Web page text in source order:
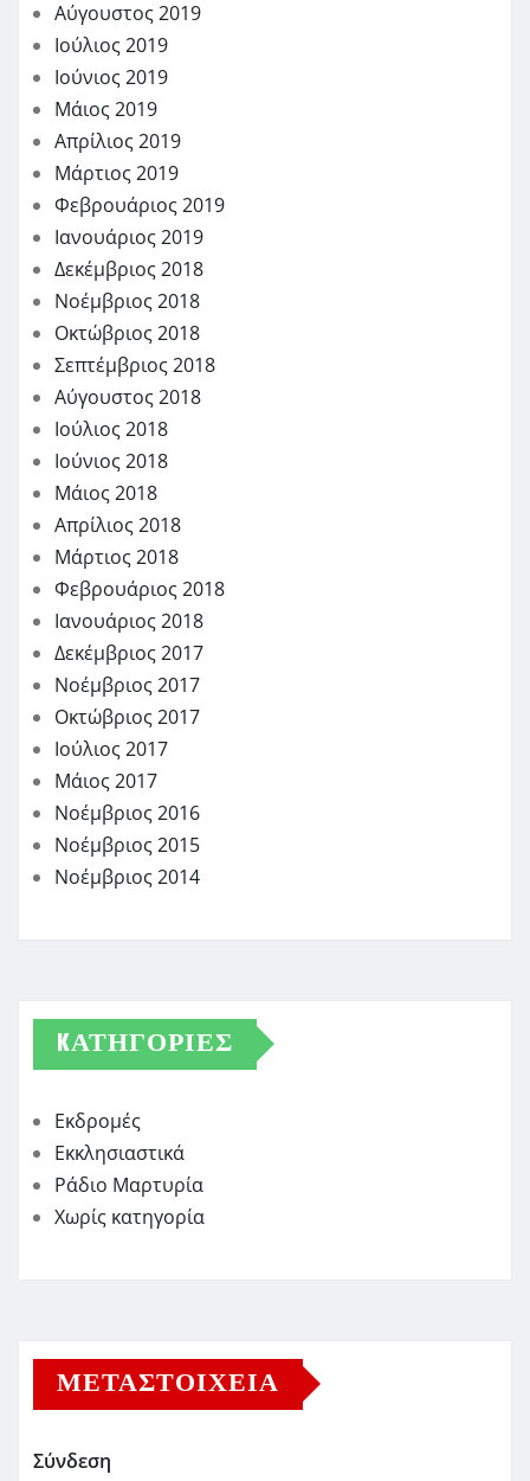
Αύγουστος 2019
Ιούλιος 2019
Ιούνιος 2019
Μάιος 2019
Απρίλιος 2019
Μάρτιος 2019
Φεβρουάριος 2019
Ιανουάριος 2019
Δεκέμβριος 2018
Νοέμβριος 2018
Οκτώβριος 2018
Σεπτέμβριος 2018
Αύγουστος 2018
Ιούλιος 2018
Ιούνιος 2018
Μάιος 2018
Απρίλιος 2018
Μάρτιος 2018
Φεβρουάριος 2018
Ιανουάριος 2018
Δεκέμβριος 2017
Νοέμβριος 2017
Οκτώβριος 2017
Ιούλιος 2017
Μάιος 2017
Νοέμβριος 2016
Νοέμβριος 2015
Νοέμβριος 2014
KΑΤΗΓΟΡΊΕΣ
Εκδρομές
Εκκλησιαστικά
Ράδιο Μαρτυρία
Χωρίς κατηγορία
ΜΕΤΑΣΤΟΙΧΕΊΑ
Σύνδεση